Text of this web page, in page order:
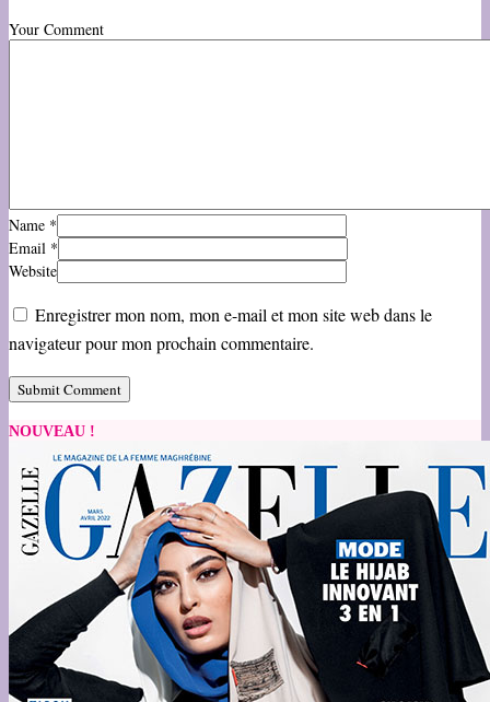
Your Comment
Name *
Email *
Website
Enregistrer mon nom, mon e-mail et mon site web dans le
navigateur pour mon prochain commentaire.
NOUVEAU !